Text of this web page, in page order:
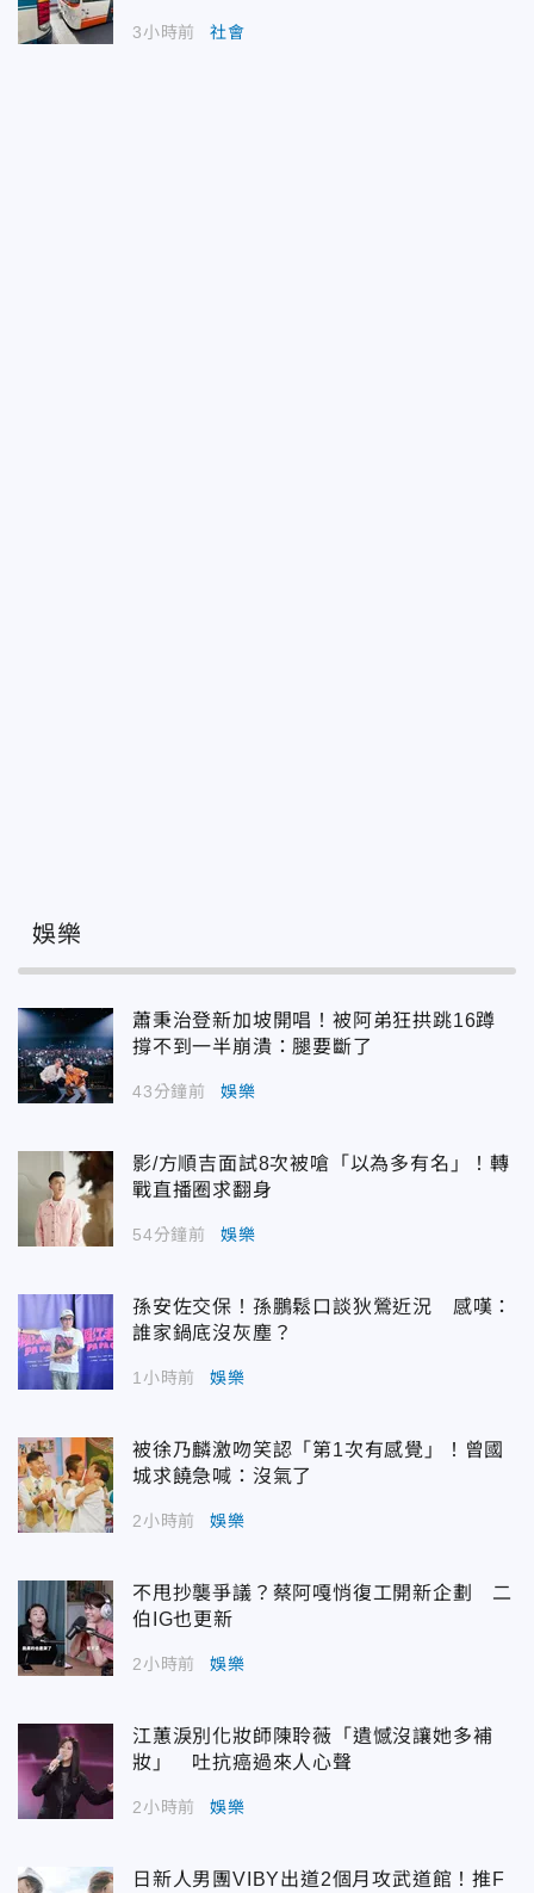
3小時前 社會
娛樂
蕭秉治登新加坡開唱！被阿弟狂拱跳16蹲
撐不到一半崩潰：腿要斷了
43分鐘前 娛樂
影/方順吉面試8次被嗆「以為多有名」！轉
戰直播圈求翻身
54分鐘前 娛樂
孫安佐交保！孫鵬鬆口談狄鶯近況 感嘆：
誰家鍋底沒灰塵？
1小時前 娛樂
被徐乃麟激吻笑認「第1次有感覺」！曾國
城求饒急喊：沒氣了
2小時前 娛樂
不甩抄襲爭議？蔡阿嘎悄復工開新企劃 二
伯IG也更新
2小時前 娛樂
江蕙淚別化妝師陳聆薇「遺憾沒讓她多補
妝」 吐抗癌過來人心聲
2小時前 娛樂
日新人男團VIBY出道2個月攻武道館！推F